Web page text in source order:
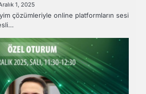
1, 2025
çözümleriyle online platformların sesi